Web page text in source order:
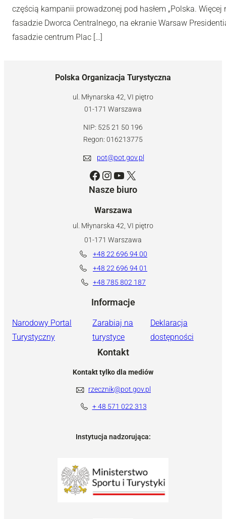
częścią kampanii prowadzonej pod hasłem „Polska.
fasadzie Dworca Centralnego, na ekranie Warsaw
fasadzie centrum Plac […]
Polska Organizacja Turystyczna
ul. Młynarska 42, VI piętro
01-171 Warszawa
NIP: 525 21 50 196
Regon: 016213775
pot@pot.gov.pl
Facebook Instagram YouTube X
Nasze biuro
Warszawa
ul. Młynarska 42, VI piętro
01-171 Warszawa
+48 22 696 94 00
+48 22 696 94 01
+48 785 802 187
Informacje
Narodowy Portal
Turystyczny
Zarabiaj na
turystyce
Deklaracja
dostępności
Kontakt
Kontakt tylko dla mediów
rzecznik@pot.gov.pl
+ 48 571 022 313
Instytucja nadzorująca: